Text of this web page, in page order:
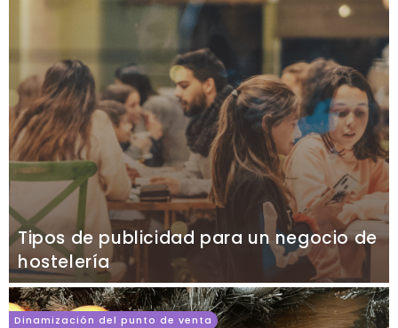
Tipos de publicidad para un negocio de
hostelería
Dinamización del punto de venta